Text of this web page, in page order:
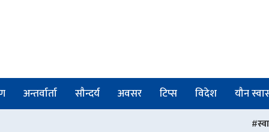
अन्तर्वार्ता सौन्दर्य अवसर टिप्स विदेश यौन
स्वास्थ्य मन्त्री मेहता र